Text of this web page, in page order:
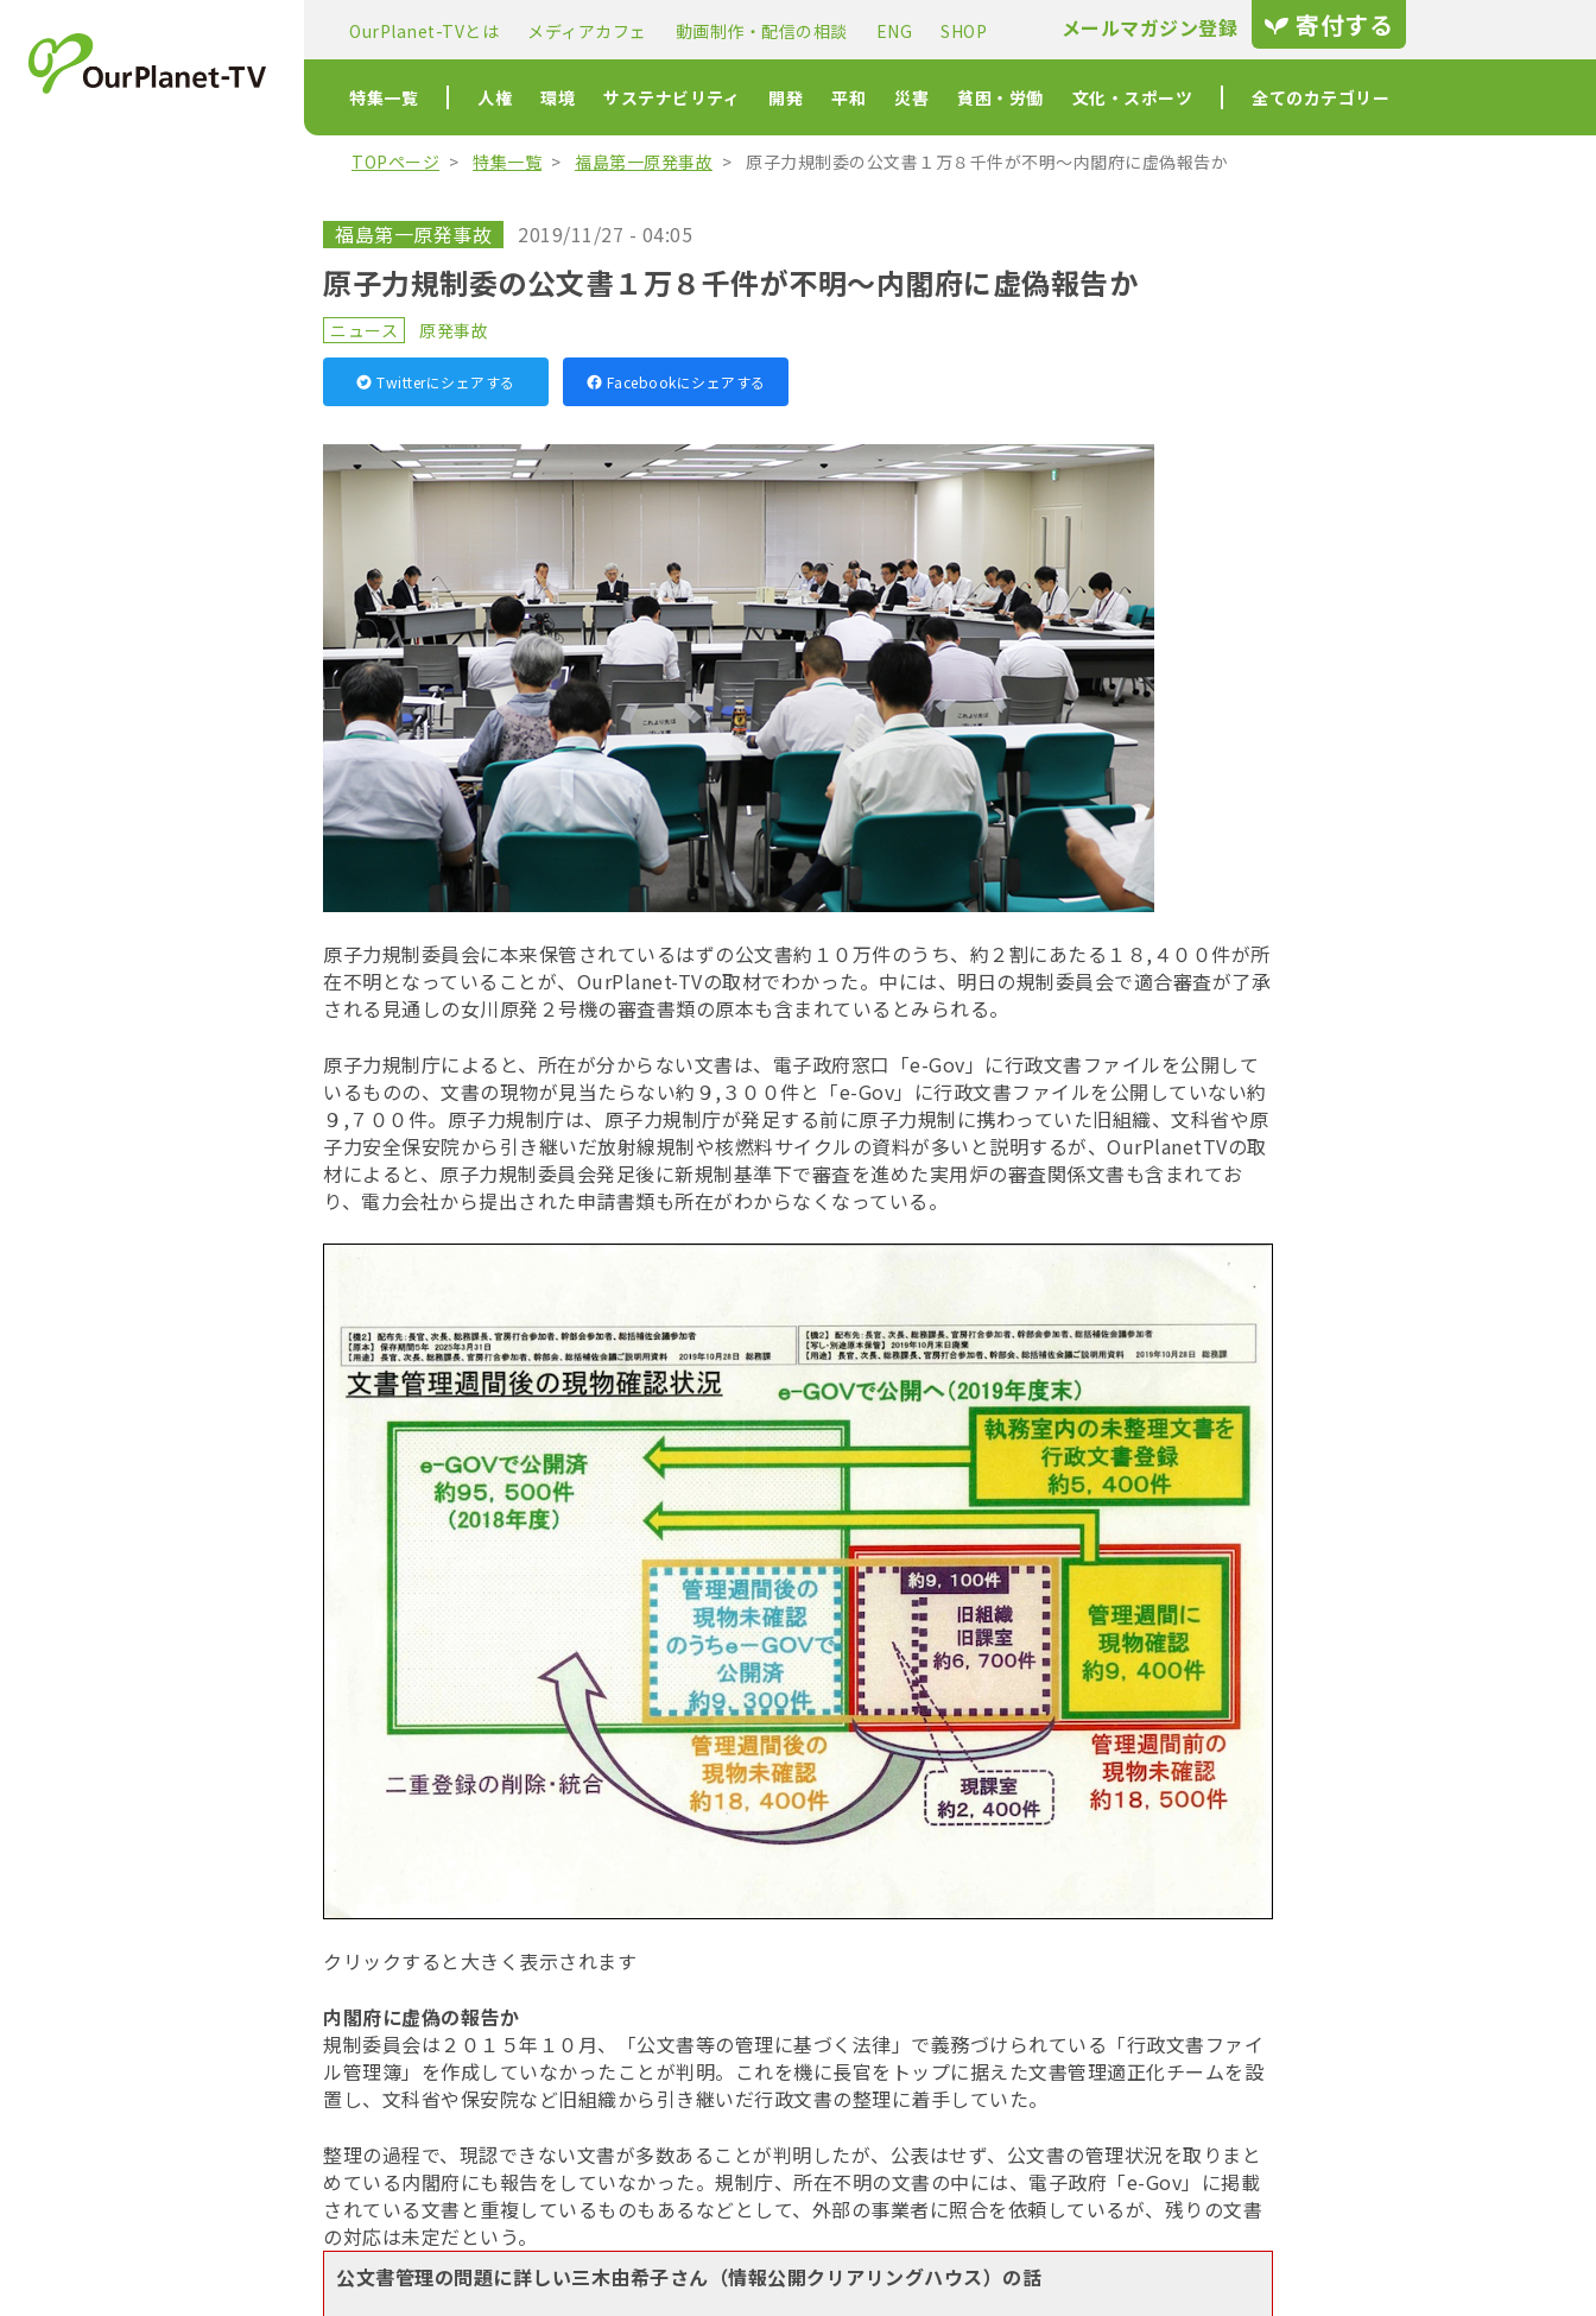
OurPlanet-TVとは メディアカフェ 動画制作・配信の相談 ENG SHOP メールマガジン登録 寄付する
特集一覧 人権 環境 サステナビリティ 開発 平和 災害 貧困・労働 文化・スポーツ 全てのカテゴリー
TOPページ 特集一覧 福島第一原発事故 原子力規制委の公文書１万８千件が不明〜内閣府に虚偽報告か
福島第一原発事故 2019/11/27 - 04:05
原子力規制委の公文書１万８千件が不明〜内閣府に虚偽報告か
ニュース 原発事故
Twitterにシェアする Facebookにシェアする
原子力規制委員会に本来保管されているはずの公文書約１０万件のうち、約２割にあたる１８,４００件が所
在不明となっていることが、OurPlanet-TVの取材でわかった。中には、明日の規制委員会で適合審査が了承
される見通しの女川原発２号機の審査書類の原本も含まれているとみられる。
原子力規制庁によると、所在が分からない文書は、電子政府窓口「e-Gov」に行政文書ファイルを公開して
いるものの、文書の現物が見当たらない約９,３００件と「e-Gov」に行政文書ファイルを公開していない約
９,７００件。原子力規制庁は、原子力規制庁が発足する前に原子力規制に携わっていた旧組織、文科省や原
子力安全保安院から引き継いだ放射線規制や核燃料サイクルの資料が多いと説明するが、OurPlanetTVの取
材によると、原子力規制委員会発足後に新規制基準下で審査を進めた実用炉の審査関係文書も含まれてお
り、電力会社から提出された申請書類も所在がわからなくなっている。
クリックすると大きく表示されます
内閣府に虚偽の報告か
規制委員会は２０１５年１０月、「公文書等の管理に基づく法律」で義務づけられている「行政文書ファイ
ル管理簿」を作成していなかったことが判明。これを機に長官をトップに据えた文書管理適正化チームを設
置し、文科省や保安院など旧組織から引き継いだ行政文書の整理に着手していた。
整理の過程で、現認できない文書が多数あることが判明したが、公表はせず、公文書の管理状況を取りまと
めている内閣府にも報告をしていなかった。規制庁、所在不明の文書の中には、電子政府「e-Gov」に掲載
されている文書と重複しているものもあるなどとして、外部の事業者に照合を依頼しているが、残りの文書
の対応は未定だという。
公文書管理の問題に詳しい三木由希子さん（情報公開クリアリングハウス）の話